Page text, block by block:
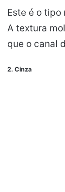
Este é o tipo
A textura
que o canal
2. Cinza